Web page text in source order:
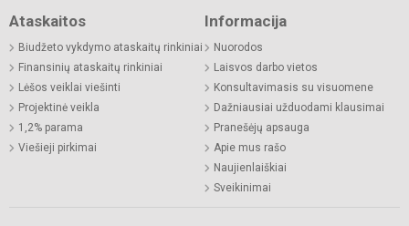
Ataskaitos
Biudžeto vykdymo ataskaitų rinkiniai
Finansinių ataskaitų rinkiniai
Lėšos veiklai viešinti
Projektinė veikla
1,2% parama
Viešieji pirkimai
Informacija
Nuorodos
Laisvos darbo vietos
Konsultavimasis su visuomene
Dažniausiai užduodami klausimai
Pranešėjų apsauga
Apie mus rašo
Naujienlaiškiai
Sveikinimai